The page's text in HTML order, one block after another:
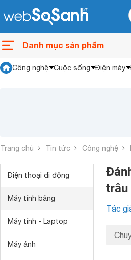
Danh mục sản phẩm
Công nghệ Cuộc sống Điện máy
Trang chủ Tin tức Công nghệ
Điện thoại di động
Máy tính bảng
Máy tính - Laptop
Máy ảnh
trâu
Tác